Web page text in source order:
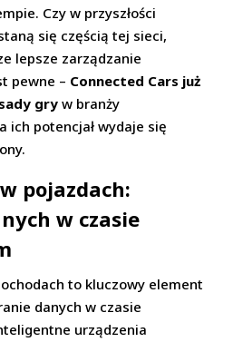
Czy w przyszłości
się częścią tej sieci,
lepsze zarządzanie
pewne – Connected Cars już
gry w branży
ich potencjał wydaje się
pojazdach:
w czasie
to kluczowy element
danych w czasie
urządzenia